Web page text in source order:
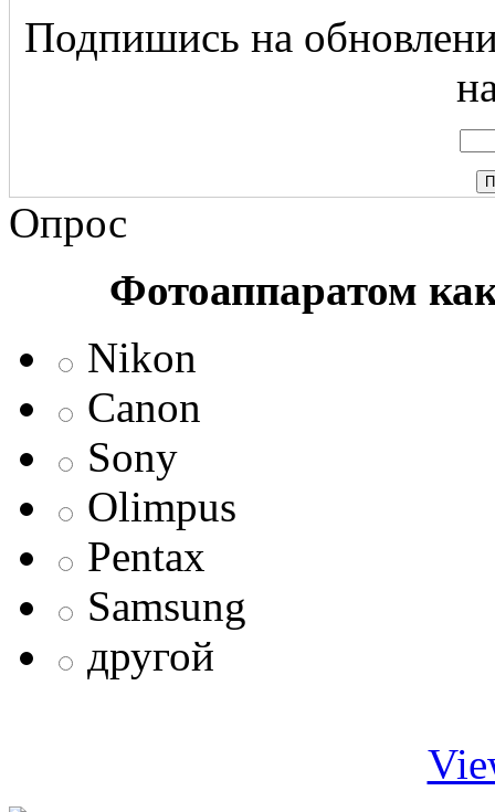
Подпишись на
Опрос
Фотоаппаратом
Nikon
Canon
Sony
Olimpus
Pentax
Samsung
другой